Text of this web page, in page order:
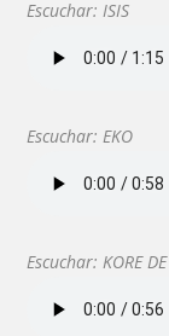
Escuchar: ISIS
Escuchar: EKO
Escuchar: KORE